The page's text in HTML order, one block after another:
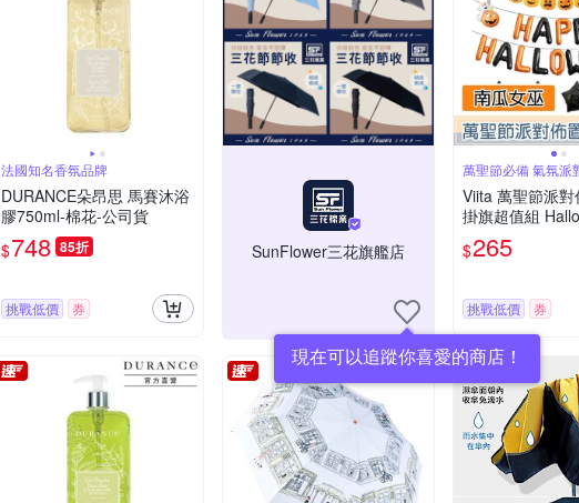
法國知名香氛品牌
DURANCE朵昂思 馬賽沐浴
膠750ml-棉花-公司貨
$748 85折
挑戰低價 券
SunFlower三花旗艦店
現在可以追蹤你喜愛的商店！
萬聖節必備 氣氛派
Viita 萬聖節派
掛旗超值組
女巫
$265
挑戰低價 券